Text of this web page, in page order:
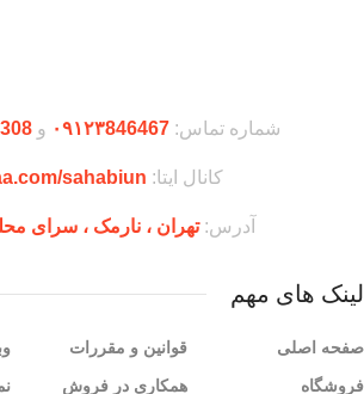
شماره تماس:۰۹۱۲۳846467 و
کانال ایتا: sahabiun
آدرس:تهران ،‌ نارمک ، سرای
لینک های مهم
صفحه اصلی
فروشگاه
قوانین و مقررات
همکاری در فروش